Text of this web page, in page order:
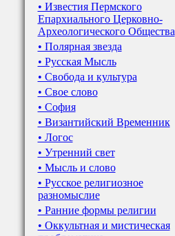
• Известия Пермского
Епархиального Церковно-
Археологического Общества
• Полярная звезда
• Русская Мысль
• Свобода и культура
• Свое слово
• София
• Византийский Временник
• Логос
• Утренний свет
• Мысль и слово
• Русское религиозное
разномыслие
• Ранние формы религии
• Оккультная и мистическая